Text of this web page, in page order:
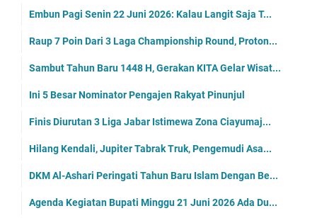
Embun Pagi Senin 22 Juni 2026: Kalau Langit Saja T...
Raup 7 Poin Dari 3 Laga Championship Round, Proton...
Sambut Tahun Baru 1448 H, Gerakan KITA Gelar Wisat...
Ini 5 Besar Nominator Pengajen Rakyat Pinunjul
Finis Diurutan 3 Liga Jabar Istimewa Zona Ciayumaj...
Hilang Kendali, Jupiter Tabrak Truk, Pengemudi Asa...
DKM Al-Ashari Peringati Tahun Baru Islam Dengan Be...
Agenda Kegiatan Bupati Minggu 21 Juni 2026 Ada Du...